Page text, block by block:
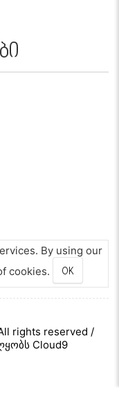
By using our
cookies.
OK
rights reserved /
Cloud9